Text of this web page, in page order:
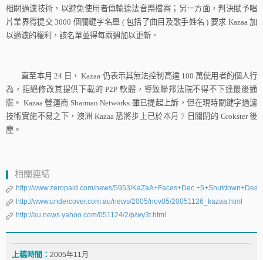
相關過濾技術，以避免使用者傳輸違法音樂檔案；另一方面，判決賦予唱
片業界得提交3000 個關鍵字名單 ( 包括了曲目及歌手姓名 ) 要求 Kazaa 加
以過濾的權利，該名單並得每兩週加以更新。
直至本月 24 日， Kazaa 仍表示其無法控制高達100萬使用者的個人行
為，拒絕修改其提供下載的 P2P軟體，導致聯邦法院不得不下達最後通
牒。 Kazaa營運商 Sharman Networks 雖已提起上訴，但在現時關鍵字過濾
技術實施不易之下，澳洲 Kazaa恐將步上已於本月 7 日關閉的 Grokster後
塵。
相關連結
http://www.zeropaid.com/news/5953/
http://www.undercover.com.au/news/2005/nov05/20051126_kazaa.html
http://au.news.yahoo.com/051124/2/p/wy3t.html
上稿時間： 2005年11月